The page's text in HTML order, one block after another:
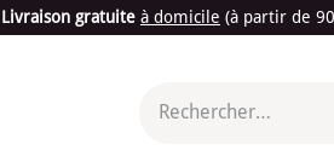
Livraison gratuite à domicile (à partir de